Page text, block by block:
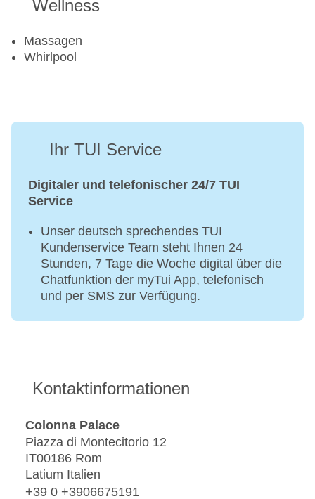
Wellness
Massagen
Whirlpool
Ihr TUI Service
Digitaler und telefonischer 24/7 TUI
Service
Unser deutsch sprechendes TUI
Kundenservice Team steht Ihnen 24
Stunden, 7 Tage die Woche digital über die
Chatfunktion der myTui App, telefonisch
und per SMS zur Verfügung.
Kontaktinformationen
Colonna Palace
Piazza di Montecitorio 12
IT00186 Rom
Latium Italien
+39 0 +3906675191